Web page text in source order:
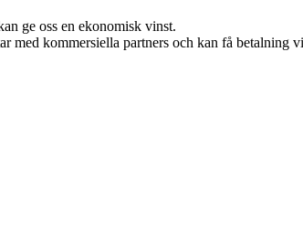
ge oss en ekonomisk vinst.
med kommersiella partners och kan få betalning